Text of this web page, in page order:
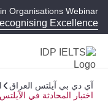
Organisations Webinar:
Excellence
آي دي بي آيلتس العراق
اختبار المحادثة في الآيلتس: 10نصائح من